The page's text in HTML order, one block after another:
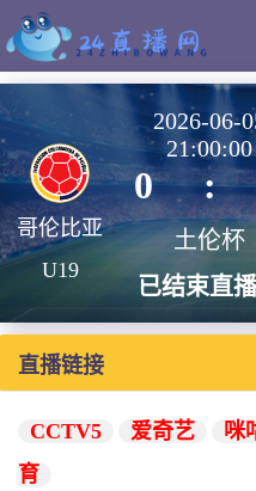
哥伦比亚
U19
2026-06-
21:00:00
0 :
土伦杯
已结束直
直播链接
CCTV5 爱奇艺 咪
育